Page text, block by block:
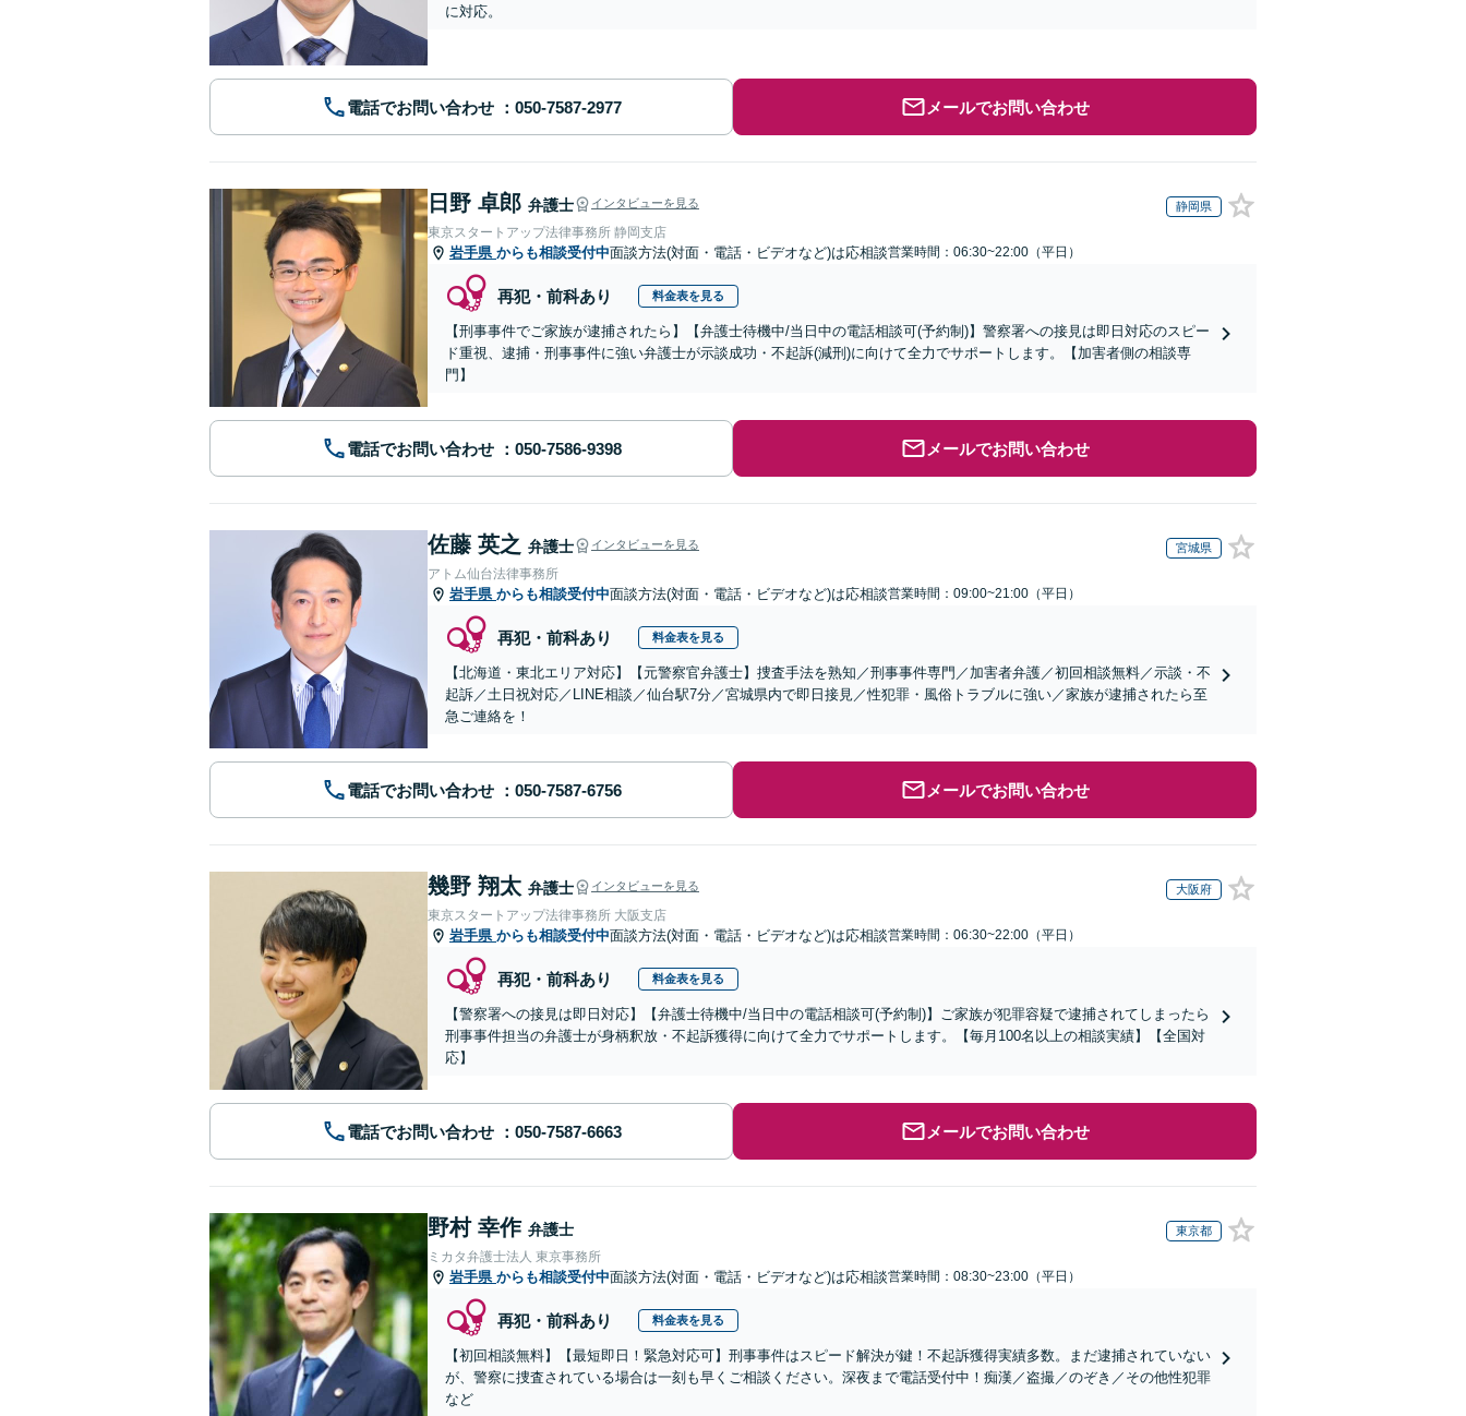
に対応。
電話でお問い合わせ メールでお問い合わせ
日野 卓郎 弁護士 インタビューを見る 静岡県
東京スタートアップ法律事務所 静岡支店
岩手県 からも相談受付中面談方法(対面・電話・ビデオなど)は応相談営業時間：06:30~22:00（平日）
再犯・前科あり 料金表を見る
【刑事事件でご家族が逮捕されたら】【弁護士待機中/当日中の電話相談可(予約制)】警察署への接見は即日対応のスピー
ド重視、逮捕・刑事事件に強い弁護士が示談成功・不起訴(減刑)に向けて全力でサポートします。【加害者側の相談専
門】
電話でお問い合わせ メールでお問い合わせ
佐藤 英之 弁護士 インタビューを見る 宮城県
アトム仙台法律事務所
岩手県 からも相談受付中面談方法(対面・電話・ビデオなど)は応相談営業時間：09:00~21:00（平日）
再犯・前科あり 料金表を見る
【北海道・東北エリア対応】【元警察官弁護士】捜査手法を熟知／刑事事件専門／加害者弁護／初回相談無料／示談・不
起訴／土日祝対応／LINE相談／仙台駅7分／宮城県内で即日接見／性犯罪・風俗トラブルに強い／家族が逮捕されたら至
急ご連絡を！
電話でお問い合わせ メールでお問い合わせ
幾野 翔太 弁護士 インタビューを見る 大阪府
東京スタートアップ法律事務所 大阪支店
岩手県 からも相談受付中面談方法(対面・電話・ビデオなど)は応相談営業時間：06:30~22:00（平日）
再犯・前科あり 料金表を見る
【警察署への接見は即日対応】【弁護士待機中/当日中の電話相談可(予約制)】ご家族が犯罪容疑で逮捕されてしまったら
刑事事件担当の弁護士が身柄釈放・不起訴獲得に向けて全力でサポートします。【毎月100名以上の相談実績】【全国対
応】
電話でお問い合わせ メールでお問い合わせ
野村 幸作 弁護士 東京都
ミカタ弁護士法人 東京事務所
岩手県 からも相談受付中面談方法(対面・電話・ビデオなど)は応相談営業時間：08:30~23:00（平日）
再犯・前科あり 料金表を見る
【初回相談無料】【最短即日！緊急対応可】刑事事件はスピード解決が鍵！不起訴獲得実績多数。まだ逮捕されていない
が、警察に捜査されている場合は一刻も早くご相談ください。深夜まで電話受付中！痴漢／盗撮／のぞき／その他性犯罪
など